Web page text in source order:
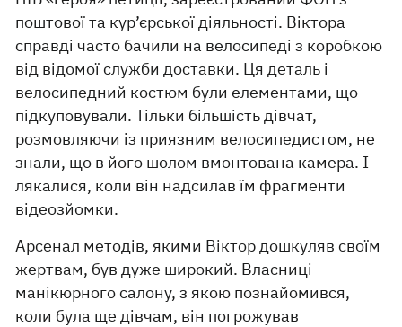
поштової та кур’єрської діяльності. Віктора
справді часто бачили на велосипеді з коробкою
від відомої служби доставки. Ця деталь і
велосипедний костюм були елементами, що
підкуповували. Тільки більшість дівчат,
розмовляючи із приязним велосипедистом, не
знали, що в його шолом вмонтована камера. І
лякалися, коли він надсилав їм фрагменти
відеозйомки.
Арсенал методів, якими Віктор дошкуляв своїм
жертвам, був дуже широкий. Власниці
манікюрного салону, з якою познайомився,
коли була ще дівчам, він погрожував